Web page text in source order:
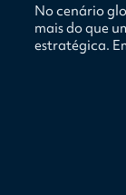
No cenário
mais do que
estratégica.